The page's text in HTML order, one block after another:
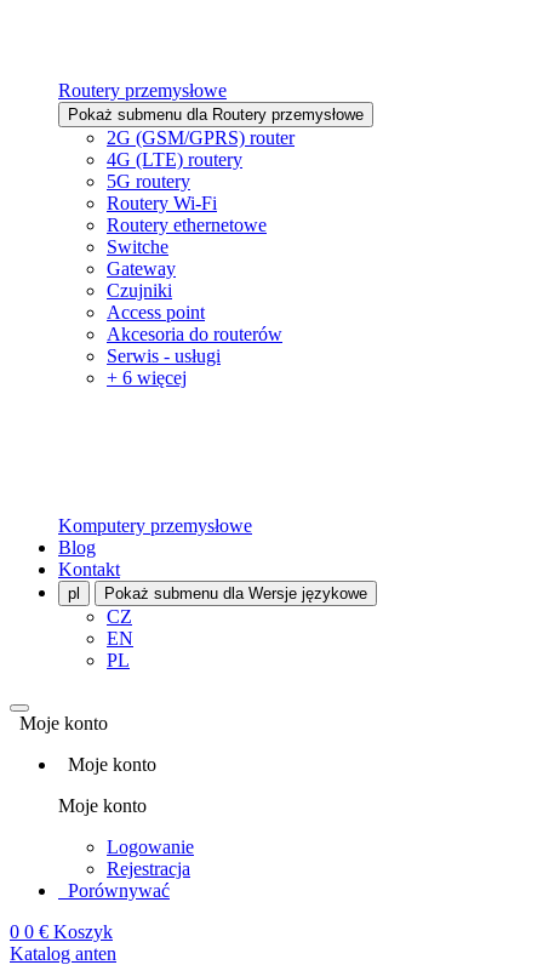
Routery przemysłowe
Pokaż submenu dla Routery przemysłowe
2G (GSM/GPRS) router
4G (LTE) routery
5G routery
Routery Wi-Fi
Routery ethernetowe
Switche
Gateway
Czujniki
Access point
Akcesoria do routerów
Serwis - usługi
+ 6 więcej
Komputery przemysłowe
Blog
Kontakt
pl Pokaż submenu dla Wersje językowe
CZ
EN
PL
Moje konto
Moje konto
Moje konto
Logowanie
Rejestracja
Porównywać
0 0 € Koszyk
Katalog anten